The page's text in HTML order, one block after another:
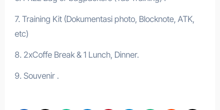
7. Training Kit (Dokumentasi photo, Blocknote, ATK,
etc)
8. 2xCoffe Break & 1 Lunch, Dinner.
9. Souvenir .